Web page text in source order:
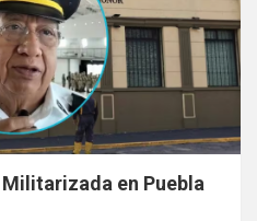
en Puebla